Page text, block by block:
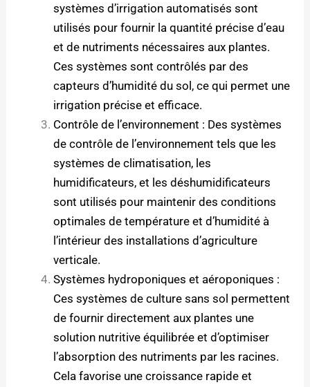
systèmes d’irrigation automatisés sont
utilisés pour fournir la quantité précise d’eau
et de nutriments nécessaires aux plantes.
Ces systèmes sont contrôlés par des
capteurs d’humidité du sol, ce qui permet une
irrigation précise et efficace.
Contrôle de l’environnement : Des systèmes
de contrôle de l’environnement tels que les
systèmes de climatisation, les
humidificateurs, et les déshumidificateurs
sont utilisés pour maintenir des conditions
optimales de température et d’humidité à
l’intérieur des installations d’agriculture
verticale.
Systèmes hydroponiques et aéroponiques :
Ces systèmes de culture sans sol permettent
de fournir directement aux plantes une
solution nutritive équilibrée et d’optimiser
l’absorption des nutriments par les racines.
Cela favorise une croissance rapide et